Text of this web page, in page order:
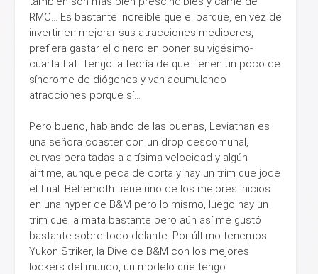
RMC... Es bastante increíble que el parque, en vez de
invertir en mejorar sus atracciones mediocres,
prefiera gastar el dinero en poner su vigésimo-
cuarta flat. Tengo la teoría de que tienen un poco de
síndrome de diógenes y van acumulando
atracciones porque sí...
Pero bueno, hablando de las buenas, Leviathan es
una señora coaster con un drop descomunal,
curvas peraltadas a altísima velocidad y algún
airtime, aunque peca de corta y hay un trim que jode
el final. Behemoth tiene uno de los mejores inicios
en una hyper de B&M pero lo mismo, luego hay un
trim que la mata bastante pero aún así me gustó
bastante sobre todo delante. Por último tenemos
Yukon Striker, la Dive de B&M con los mejores
lockers del mundo, un modelo que tengo